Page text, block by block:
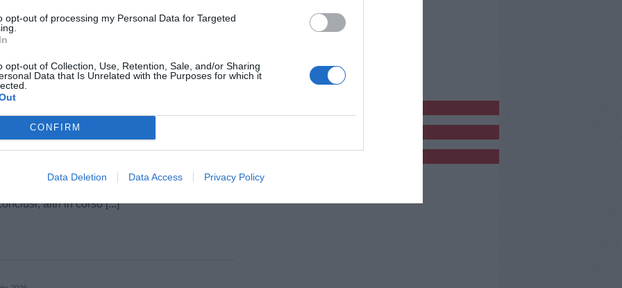
opt-out of processing my Personal Data for Targeted
opt-out of Collection, Use, Retention, Sale, and/or Sharing
Data that Is Unrelated with the Purposes for which it
CONFIRM
Data Deletion Data Access Privacy Policy
2026
Uffizi, Boboli: presentato un piano di
da 50 milioni
di interventi da 50 milioni di euro destinato
nell'arco di due anni, l'intero
altri in corso [...]